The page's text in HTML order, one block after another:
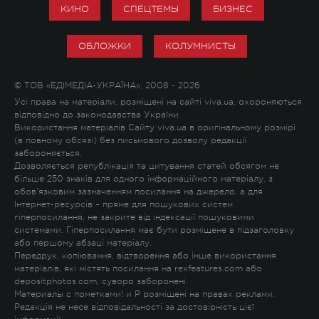
КИНО СПЕЦТЕМЫ БИЗНЕС
ОБЛОЖКИ КОЛУМНИСТЫ
© ТОВ «ЕДІМЕДІА-УКРАЇНА», 2008 - 2026
Усі права на матеріали, розміщені на сайті viva.ua, охороняються
відповідно до законодавства України.
Використання матеріалів Сайту viva.ua в оригінальному розмірі
(в повному обсязі) без письмового дозволу редакції
забороняється.
Дозволяється републікація та цитування статей обсягом не
більше 250 знаків для одного інформаційного матеріалу, з
обов'язковим зазначенням посилання на джерело, а для
Інтернет-ресурсів – пряме для пошукових систем
гіперпосилання, не закрите від індексації пошуковими
системами. Гіперпосилання має бути розміщене в підзаголовку
або першому абзаці матеріалу.
Передрук, копіювання, відтворення або інше використання
матеріалів, які містять посилання на rexfeatures.com або
depositphotos.com, суворо заборонені.
Материалы с пометками! и P розміщені на правах реклами.
Редакція не несе відповідальності за достовірність цієї